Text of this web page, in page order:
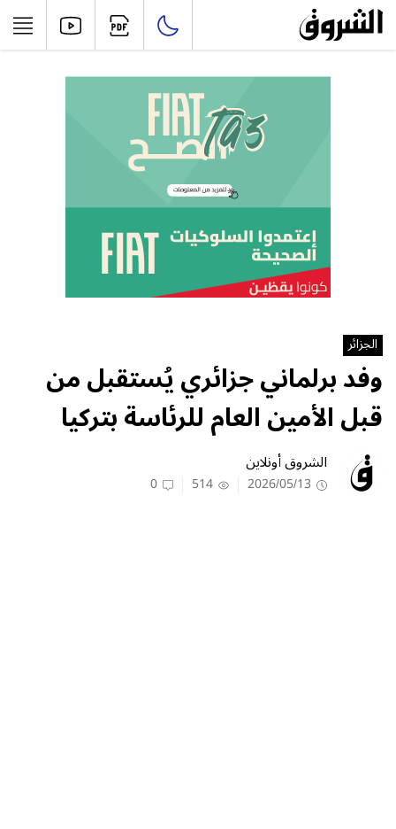
الجزائر
وفد برلماني جزائري يُستقبل من
قبل الأمين العام للرئاسة بتركيا
الشروق أونلاين
2026/05/13
514
0